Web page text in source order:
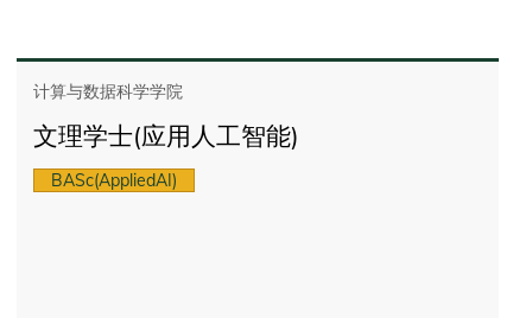
计算与数据科学学院
文理学士(应用人工智能)
BASc(AppliedAI)